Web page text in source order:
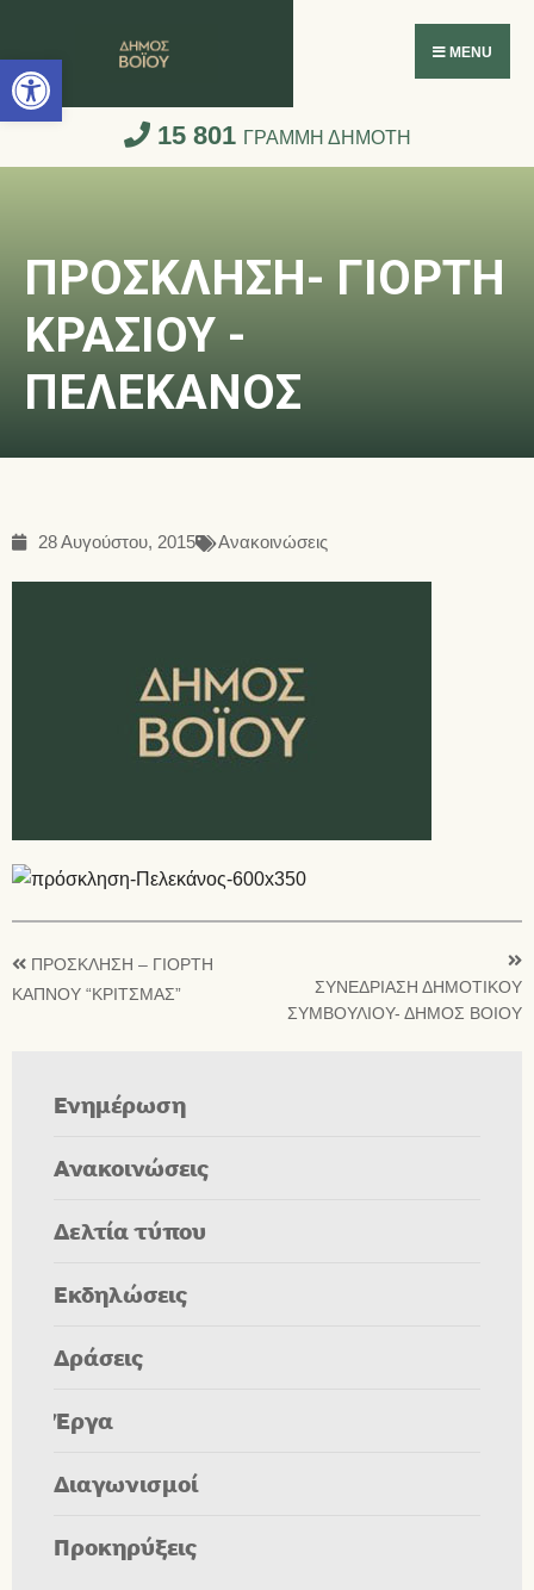
Ανοίξτε τη γραμμή εργαλείων
MENU
15 801 ΓΡΑΜΜΗ ΔΗΜΟΤΗ
ΠΡΟΣΚΛΗΣΗ- ΓΙΟΡΤΗ
ΚΡΑΣΙΟΥ -
ΠΕΛΕΚΑΝΟΣ
28 Αυγούστου, 2015 Ανακοινώσεις
ΠΡΟΣΚΛΗΣΗ – ΓΙΟΡΤΗ
ΚΑΠΝΟΥ “ΚΡΙΤΣΜΑΣ”
ΣΥΝΕΔΡΙΑΣΗ ΔΗΜΟΤΙΚΟΥ
ΣΥΜΒΟΥΛΙΟΥ- ΔΗΜΟΣ ΒΟΙΟΥ
Ενημέρωση
Ανακοινώσεις
Δελτία τύπου
Εκδηλώσεις
Δράσεις
Έργα
Διαγωνισμοί
Προκηρύξεις